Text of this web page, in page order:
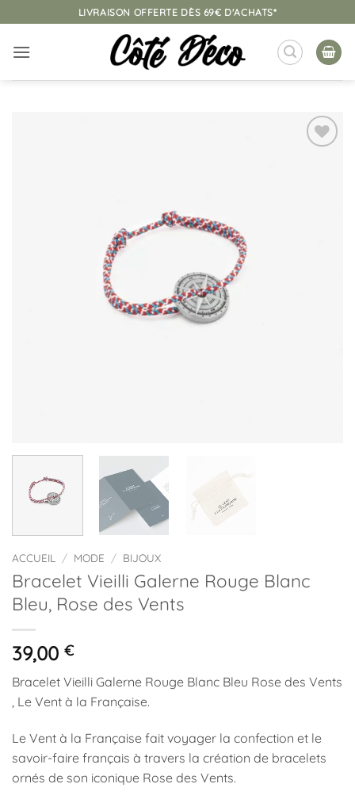
au
contenu
LIVRAISON OFFERTE DÈS 69€ D'ACHATS*
ACCUEIL / MODE / BIJOUX
Bracelet Vieilli Galerne Rouge Blanc
Bleu, Rose des Vents
39,00 €
Bracelet Vieilli Galerne Rouge Blanc Bleu Rose des Vents
, Le Vent à la Française.
Le Vent à la Française fait voyager la confection et le
savoir-faire français à travers la création de bracelets
ornés de son iconique Rose des Vents.